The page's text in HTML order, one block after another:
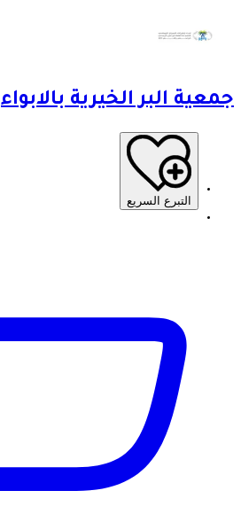
جمعية البر الخيرية بالابواء
التبرع السريع